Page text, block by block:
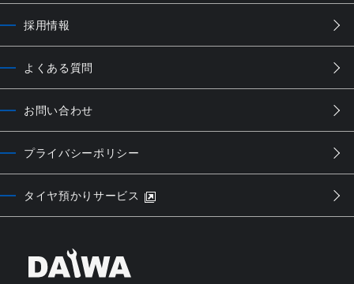
採用情報
よくある質問
お問い合わせ
プライバシーポリシー
タイヤ預かりサービス